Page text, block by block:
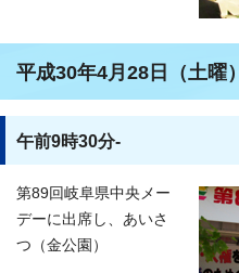
平成30年4月28日（土曜）
午前9時30分-
第89回岐阜県中央メー
デーに出席し、あいさ
つ（金公園）